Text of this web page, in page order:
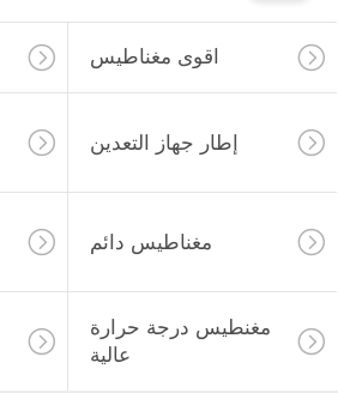
اقوى مغناطيس
إطار جهاز التعدين
مغناطيس دائم
مغنطيس درجة حرارة
عالية